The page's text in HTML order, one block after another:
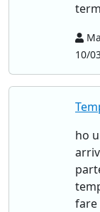
10/
ho
fare